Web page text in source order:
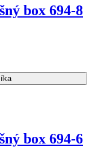
box 694-8
box 694-6